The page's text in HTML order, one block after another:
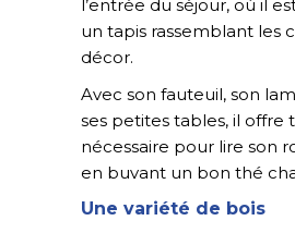
l’entrée du séjour, où il
un tapis rassemblant les
décor.
Avec son fauteuil, son
ses petites tables, il offre
nécessaire pour lire son
en buvant un bon thé
Une variété de bois